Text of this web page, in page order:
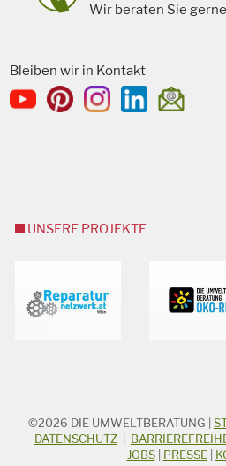
Wir beraten Sie
Bleiben wir in Kontakt
UNSERE PROJEKTE
STICHWORTSUCHE
Suchbegriff
©2026 DIE UMWELTBERATUNG
DATENSCHUTZ
JOBS| PRESSE|